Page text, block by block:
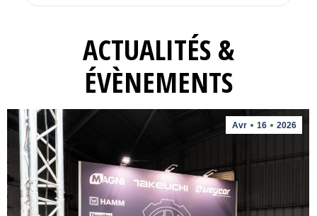
ACTUALITÉS &
ÉVÈNEMENTS
Avr 16 2026